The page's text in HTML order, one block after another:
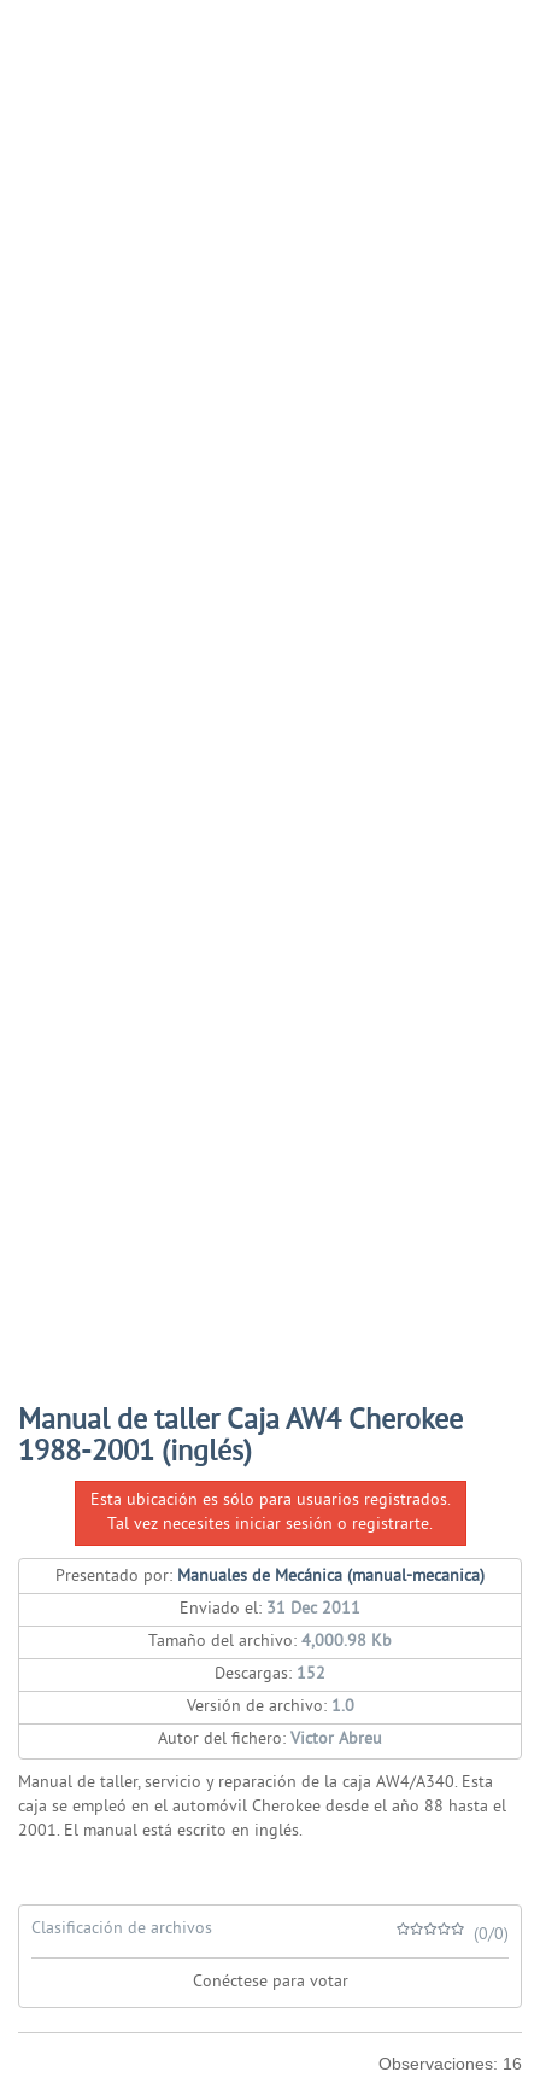
Manual de taller Caja AW4 Cherokee
1988-2001 (inglés)
Esta ubicación es sólo para usuarios registrados.
Tal vez necesites iniciar sesión o registrarte.
Presentado por: Manuales de Mecánica (manual-mecanica)
Enviado el: 31 Dec 2011
Tamaño del archivo: 4,000.98 Kb
Descargas: 152
Versión de archivo: 1.0
Autor del fichero: Victor Abreu
Manual de taller, servicio y reparación de la caja AW4/A340. Esta
caja se empleó en el automóvil Cherokee desde el año 88 hasta el
2001. El manual está escrito en inglés.
Clasificación de archivos (0/0)
Conéctese para votar
Observaciones: 16